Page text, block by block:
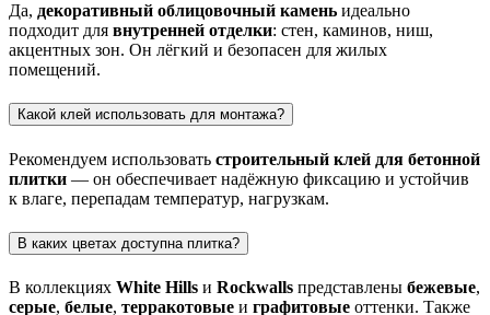
Да, декоративный облицовочный камень идеально
подходит для внутренней отделки: стен, каминов, ниш,
акцентных зон. Он лёгкий и безопасен для жилых
помещений.
Какой клей использовать для монтажа?
Рекомендуем использовать строительный клей для бетонной
плитки — он обеспечивает надёжную фиксацию и устойчив
к влаге, перепадам температур, нагрузкам.
В каких цветах доступна плитка?
В коллекциях White Hills и Rockwalls представлены бежевые,
серые, белые, терракотовые и графитовые оттенки. Также